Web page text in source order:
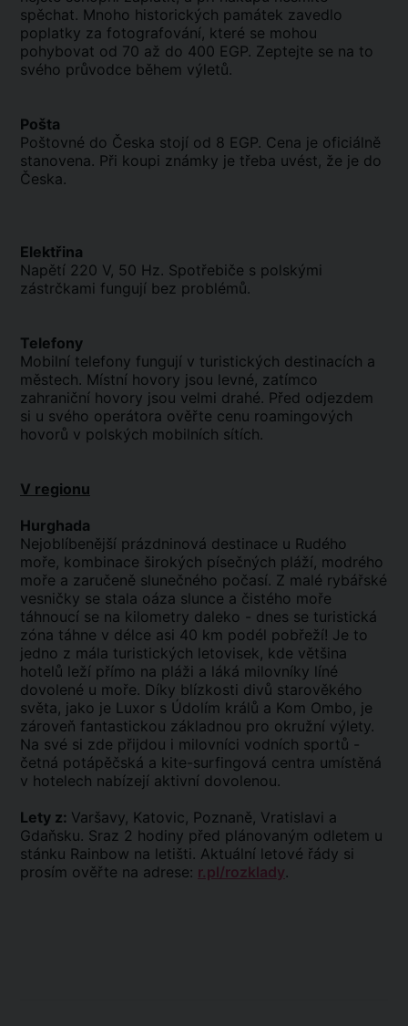
spěchat. Mnoho historických památek zavedlo
poplatky za fotografování, které se mohou
pohybovat od 70 až do 400 EGP. Zeptejte se na to
svého průvodce během výletů.
Pošta
Poštovné do Česka stojí od 8 EGP. Cena je oficiálně
stanovena. Při koupi známky je třeba uvést, že je do
Česka.
Elektřina
Napětí 220 V, 50 Hz. Spotřebiče s polskými
zástrčkami fungují bez problémů.
Telefony
Mobilní telefony fungují v turistických destinacích a
městech. Místní hovory jsou levné, zatímco
zahraniční hovory jsou velmi drahé. Před odjezdem
si u svého operátora ověřte cenu roamingových
hovorů v polských mobilních sítích.
V regionu
Hurghada
Nejoblíbenější prázdninová destinace u Rudého
moře, kombinace širokých písečných pláží, modrého
moře a zaručeně slunečného počasí. Z malé rybářské
vesničky se stala oáza slunce a čistého moře
táhnoucí se na kilometry daleko - dnes se turistická
zóna táhne v délce asi 40 km podél pobřeží! Je to
jedno z mála turistických letovisek, kde většina
hotelů leží přímo na pláži a láká milovníky líné
dovolené u moře. Díky blízkosti divů starověkého
světa, jako je Luxor s Údolím králů a Kom Ombo, je
zároveň fantastickou základnou pro okružní výlety.
Na své si zde přijdou i milovníci vodních sportů -
četná potápěčská a kite-surfingová centra umístěná
v hotelech nabízejí aktivní dovolenou.
Lety z: Varšavy, Katovic, Poznaně, Vratislavi a
Gdaňsku. Sraz 2 hodiny před plánovaným odletem u
stánku Rainbow na letišti. Aktuální letové řády si
prosím ověřte na adrese: r.pl/rozklady.